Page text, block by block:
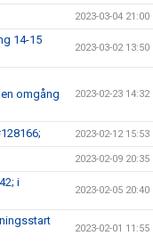
2023-03-04 21:00
14-15
2023-03-02 13:50
omgång
2023-02-23 14:32
2023-02-12 15:53
2023-02-09 20:35
i
2023-02-05 20:40
2023-02-01 11:55